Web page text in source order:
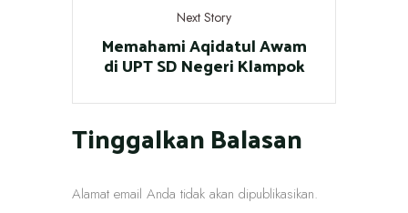
Next Story
Memahami Aqidatul Awam
di UPT SD Negeri Klampok
Tinggalkan Balasan
Alamat email Anda tidak akan dipublikasikan.